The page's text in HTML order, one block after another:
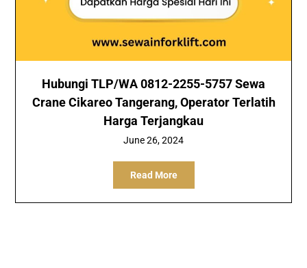
Hubungi TLP/WA 0812-2255-5757 Sewa
Crane Cikareo Tangerang, Operator Terlatih
Harga Terjangkau
June 26, 2024
Read More